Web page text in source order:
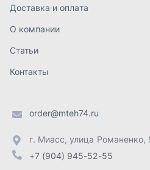
г. Златоуст
г. Челябинск
+7 (904) 945-04-44